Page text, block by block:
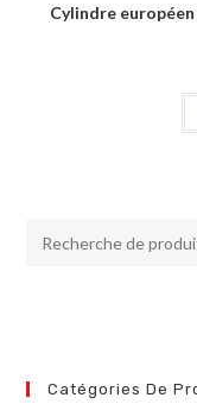
Cylindre
Catégories De